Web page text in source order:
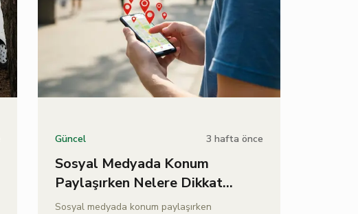
Güncel 3 hafta önce
Sosyal Medyada Konum
Paylaşırken Nelere Dikkat
Edilmeli?
Sosyal medyada konum paylaşırken